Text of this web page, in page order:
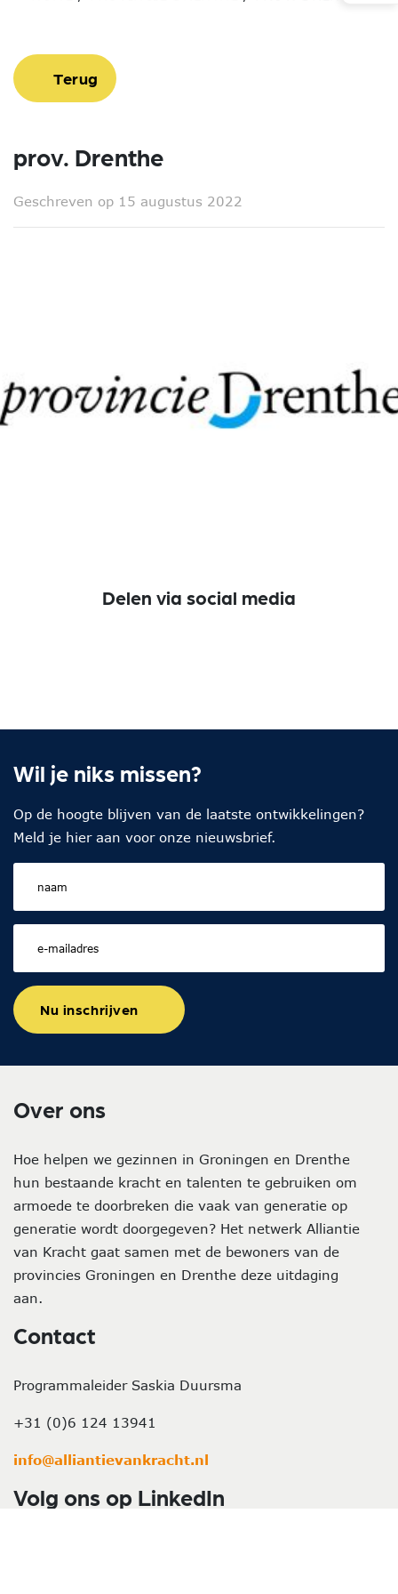
Terug
prov. Drenthe
Geschreven op 15 augustus 2022
Delen via social media
Wil je niks missen?
Op de hoogte blijven van de laatste ontwikkelingen?
Meld je hier aan voor onze nieuwsbrief.
Nu inschrijven
Over ons
Hoe helpen we gezinnen in Groningen en Drenthe
hun bestaande kracht en talenten te gebruiken om
armoede te doorbreken die vaak van generatie op
generatie wordt doorgegeven? Het netwerk Alliantie
van Kracht gaat samen met de bewoners van de
provincies Groningen en Drenthe deze uitdaging
aan.
Contact
Programmaleider Saskia Duursma
+31 (0)6 124 13941
info@alliantievankracht.nl
Volg ons op LinkedIn